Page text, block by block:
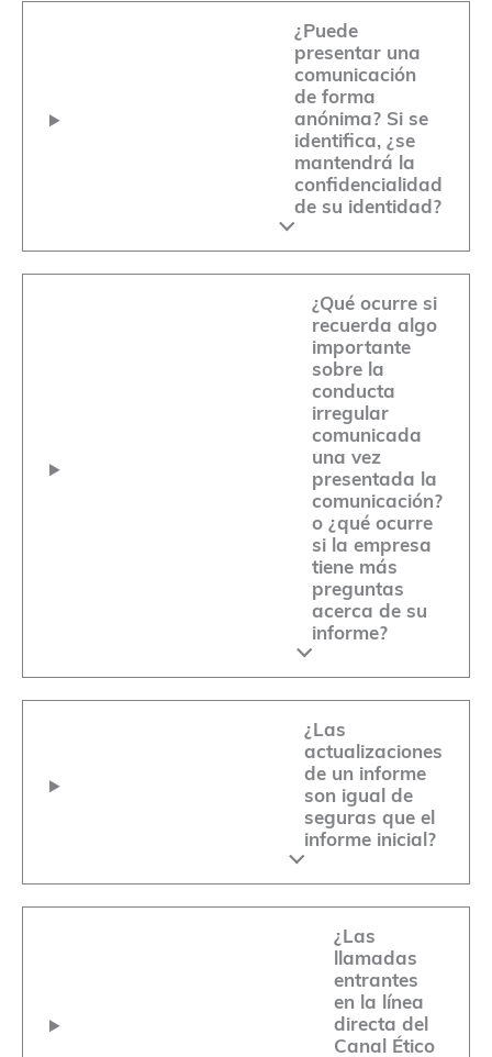
¿Puede
presentar una
comunicación
de forma
anónima? Si se
identifica, ¿se
mantendrá la
confidencialidad
de su identidad?
¿Qué ocurre si
recuerda algo
importante
sobre la
conducta
irregular
comunicada
una vez
presentada la
comunicación?
o ¿qué ocurre
si la empresa
tiene más
preguntas
acerca de su
informe?
¿Las
actualizaciones
de un informe
son igual de
seguras que el
informe inicial?
¿Las
llamadas
entrantes
en la línea
directa del
Canal Ético